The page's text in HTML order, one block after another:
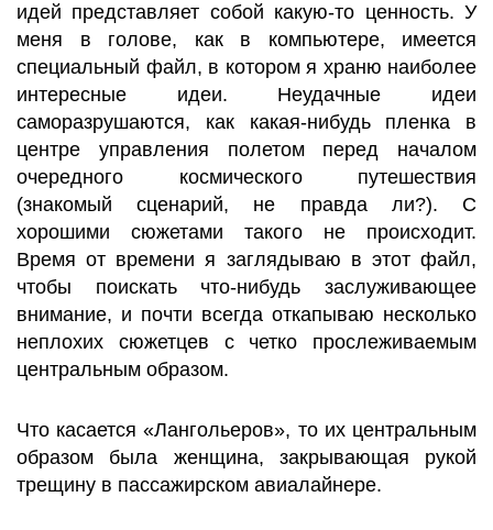
идей представляет собой какую-то ценность. У
меня в голове, как в компьютере, имеется
специальный файл, в котором я храню наиболее
интересные идеи. Неудачные идеи
саморазрушаются, как какая-нибудь пленка в
центре управления полетом перед началом
очередного космического путешествия
(знакомый сценарий, не правда ли?). С
хорошими сюжетами такого не происходит.
Время от времени я заглядываю в этот файл,
чтобы поискать что-нибудь заслуживающее
внимание, и почти всегда откапываю несколько
неплохих сюжетцев с четко прослеживаемым
центральным образом.
Что касается «Лангольеров», то их центральным
образом была женщина, закрывающая рукой
трещину в пассажирском авиалайнере.